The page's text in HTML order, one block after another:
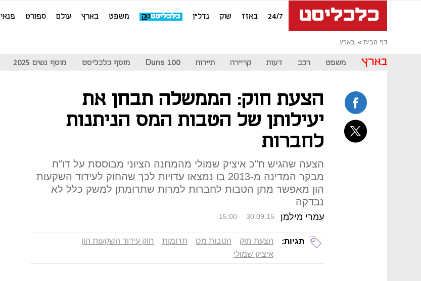
24/7 באזז שוק נדל"ן משפט בארץ עולם ספורט פנאי
דף הבית בארץ
בארץ משפט רכב דעות קריירה תיירות Duns 100 מוסף כלכליסט מוסף נשים 2025
הצעת חוק: הממשלה תבחן את
יעילותן של הטבות המס הניתנות
לחברות
הצעה שהגיש ח"כ איציק שמולי מהמחנה הציוני מבוססת על דו"ח
מבקר המדינה מ-2013 בו נמצאו עדויות לכך שהחוק לעידוד השקעות
הון מאפשר מתן הטבות לחברות למרות שתרומתן למשק כלל לא
נבדקה
עמרי מילמן 15:00 30.09.15
תגיות: הצעת חוק הטבות מס תרומות
חוק עידוד השקעות הון
איציק שמולי